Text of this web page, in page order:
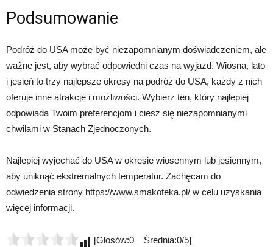
Podsumowanie
Podróż do USA może być niezapomnianym doświadczeniem, ale
ważne jest, aby wybrać odpowiedni czas na wyjazd. Wiosna, lato
i jesień to trzy najlepsze okresy na podróż do USA, każdy z nich
oferuje inne atrakcje i możliwości. Wybierz ten, który najlepiej
odpowiada Twoim preferencjom i ciesz się niezapomnianymi
chwilami w Stanach Zjednoczonych.
Najlepiej wyjechać do USA w okresie wiosennym lub jesiennym,
aby uniknąć ekstremalnych temperatur. Zachęcam do
odwiedzenia strony https://www.smakoteka.pl/ w celu uzyskania
więcej informacji.
[Głosów:0 Średnia:0/5]